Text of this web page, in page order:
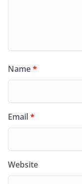
Name*
Email*
Website